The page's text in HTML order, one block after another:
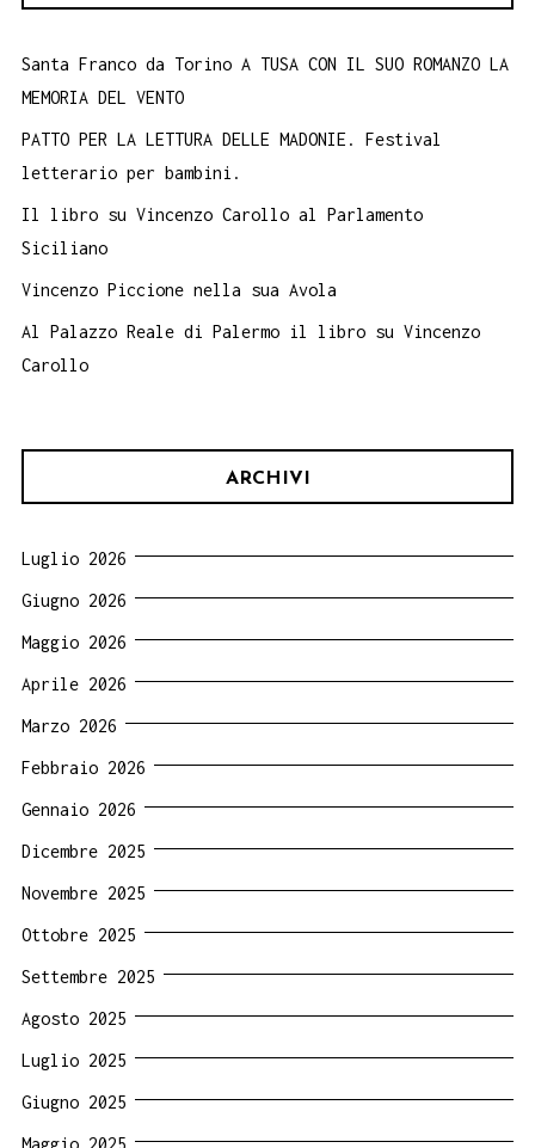
Santa Franco da Torino A TUSA CON IL SUO ROMANZO LA
MEMORIA DEL VENTO
PATTO PER LA LETTURA DELLE MADONIE. Festival
letterario per bambini.
Il libro su Vincenzo Carollo al Parlamento
Siciliano
Vincenzo Piccione nella sua Avola
Al Palazzo Reale di Palermo il libro su Vincenzo
Carollo
ARCHIVI
Luglio 2026
Giugno 2026
Maggio 2026
Aprile 2026
Marzo 2026
Febbraio 2026
Gennaio 2026
Dicembre 2025
Novembre 2025
Ottobre 2025
Settembre 2025
Agosto 2025
Luglio 2025
Giugno 2025
Maggio 2025